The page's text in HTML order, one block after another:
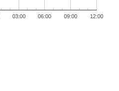
03:00 06:00 09:00 12:00